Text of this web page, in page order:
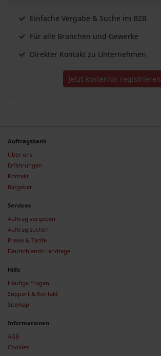
Einfache Vergabe & Suche im B2B
Für alle Branchen und Gewerke
Direkter Kontakt zu Unternehmen
Jetzt kostenlos registrieren
Auftragsbank
Über uns
Erfahrungen
Kontakt
Ratgeber
Services
Auftrag vergeben
Auftrag suchen
Preise & Tarife
Deutschlands Landtage
Hilfe
Häufige Fragen
Support & Kontakt
Sitemap
Informationen
AGB
Cookies